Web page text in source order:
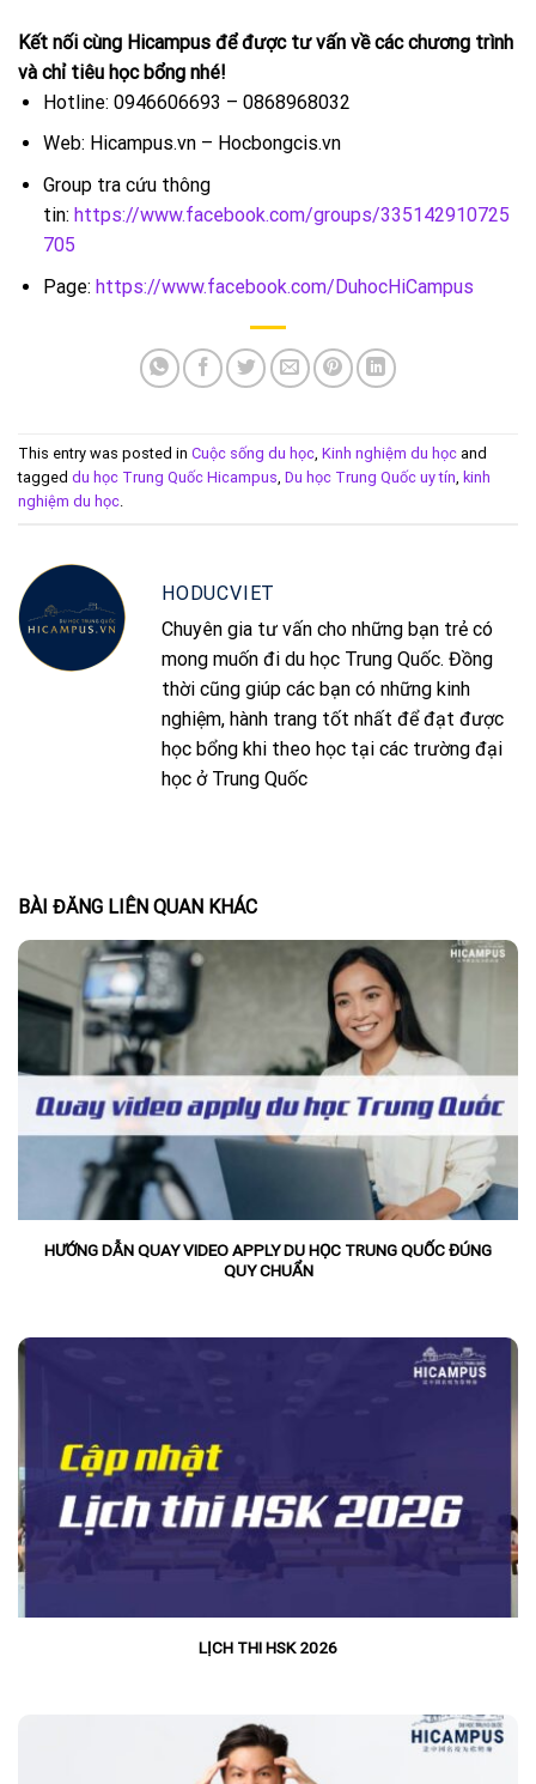
Kết nối cùng Hicampus để được tư vấn về các chương trình
và chỉ tiêu học bổng nhé!
Hotline: 0946606693 – 0868968032
Web: Hicampus.vn – Hocbongcis.vn
Group tra cứu thông
tin: https://www.facebook.com/groups/335142910725
705
Page: https://www.facebook.com/DuhocHiCampus
This entry was posted in Cuộc sống du học Kinh nghiệm du học and
tagged du học Trung Quốc Hicampus Du học Trung Quốc uy tín kinh
nghiệm du học
HODUCVIET
Chuyên gia tư vấn cho những bạn trẻ có
mong muốn đi du học Trung Quốc. Đồng
thời cũng giúp các bạn có những kinh
nghiệm, hành trang tốt nhất để đạt được
học bổng khi theo học tại các trường đại
học ở Trung Quốc
BÀI ĐĂNG LIÊN QUAN KHÁC
HƯỚNG DẪN QUAY VIDEO APPLY DU HỌC TRUNG QUỐC ĐÚNG
QUY CHUẨN
LỊCH THI HSK 2026